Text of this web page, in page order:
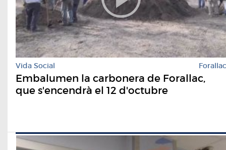
Vida Social Forallac
Embalumen la carbonera de Forallac,
que s'encendrà el 12 d'octubre